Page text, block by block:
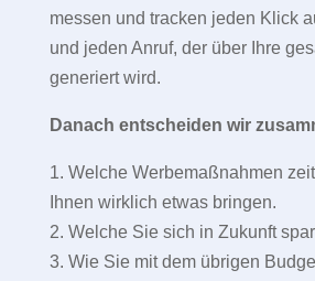
messen und tracken jeden Klick
und jeden Anruf, der über Ihre
generiert wird.
Danach entscheiden wir
1. Welche Werbemaßnahmen
Ihnen wirklich etwas bringen.
2. Welche Sie sich in Zukunft
3. Wie Sie mit dem übrigen